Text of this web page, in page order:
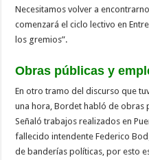
Necesitamos volver a
comenzará el ciclo lectivo en
los gremios”.
Obras públicas y
En otro tramo del discurso que
una hora, Bordet habló de obras
Señaló trabajos realizados en
fallecido intendente Federico
de banderías políticas, por esto